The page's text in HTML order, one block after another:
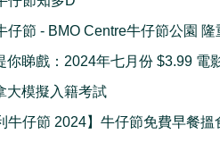
仔節 - BMO Centre牛仔節公園 隆
你睇戲：2024年七月份 $3.99 電
大模擬入籍考試
牛仔節 2024】牛仔節免費早餐搵